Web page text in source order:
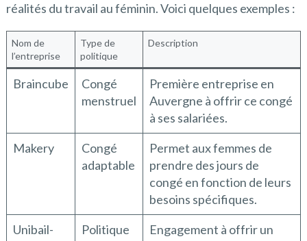
réalités du travail au féminin. Voici quelques exemples :
Nom de
l’entreprise
Type de
politique
Description
Braincube
Congé
menstruel
Première entreprise en
Auvergne à offrir ce congé
à ses salariées.
Makery
Congé
adaptable
Permet aux femmes de
prendre des jours de
congé en fonction de leurs
besoins spécifiques.
Unibail-
Politique
Engagement à offrir un